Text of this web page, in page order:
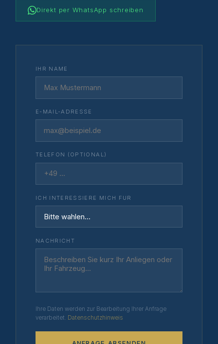
Direkt per WhatsApp schreiben
IHR NAME
E-MAIL-ADRESSE
TELEFON (OPTIONAL)
ICH INTERESSIERE MICH FUR
NACHRICHT
Ihre Daten werden zur Bearbeitung Ihrer Anfrage
verarbeitet. Datenschutzhinweis